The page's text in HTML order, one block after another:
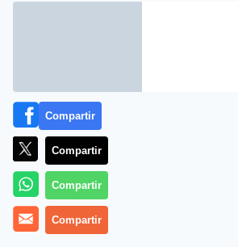
El Macizo Central no decidió nada,
Compartir
Compartir
Compartir
Compartir